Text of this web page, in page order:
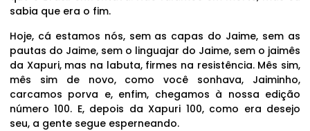
sabia que era o fim.
Hoje, cá estamos nós, sem as capas do Jaime, sem as
pautas do Jaime, sem o linguajar do Jaime, sem o jaimês
da Xapuri, mas na labuta, firmes na resistência. Mês sim,
mês sim de novo, como você sonhava, Jaiminho,
carcamos porva e, enfim, chegamos à nossa edição
número 100. E, depois da Xapuri 100, como era desejo
seu, a gente segue esperneando.